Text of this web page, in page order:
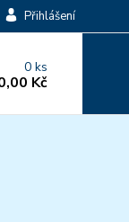
Přihlášení
0ks
Kč